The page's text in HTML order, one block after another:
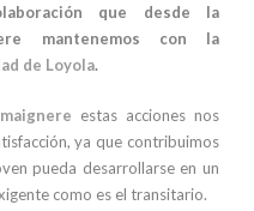
que desde la
mantenemos con la
de Loyola.
estas acciones nos
ya que contribuimos
pueda desarrollarse en un
como es el transitario.